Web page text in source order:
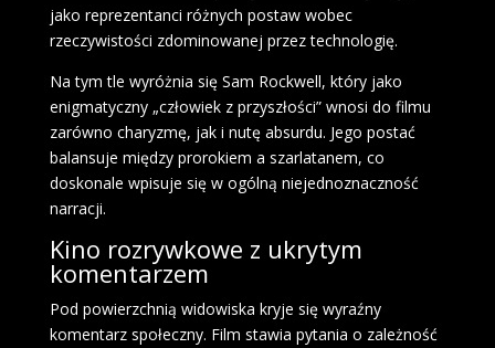
jako reprezentanci różnych postaw wobec
rzeczywistości zdominowanej przez technologię.
Na tym tle wyróżnia się Sam Rockwell, który jako
enigmatyczny „człowiek z przyszłości” wnosi do filmu
zarówno charyzmę, jak i nutę absurdu. Jego postać
balansuje między prorokiem a szarlatanem, co
doskonale wpisuje się w ogólną niejednoznaczność
narracji.
Kino rozrywkowe z ukrytym
komentarzem
Pod powierzchnią widowiska kryje się wyraźny
komentarz społeczny. Film stawia pytania o zależność